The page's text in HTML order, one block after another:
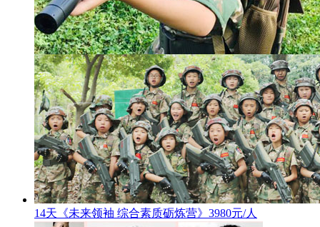
14天《未来领袖 综合素质砺炼营》3980元/人